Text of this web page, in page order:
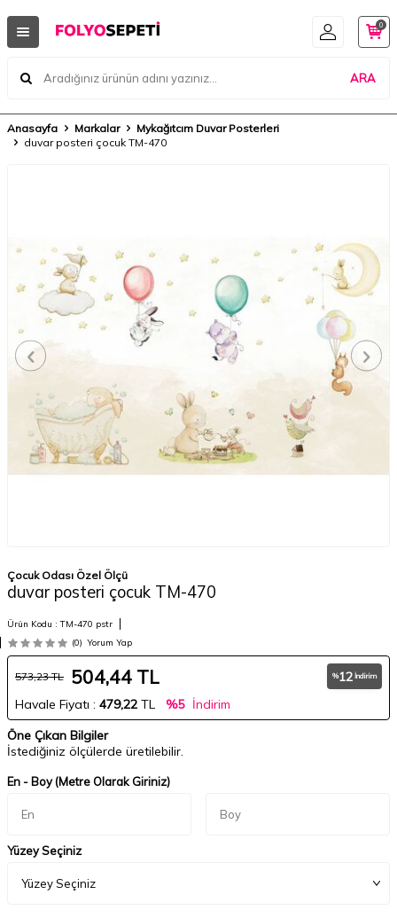
ARA
0
Anasayfa Markalar
Mykağıtcım Duvar Posterleri
duvar posteri çocuk TM-470
Çocuk Odası Özel Ölçü
duvar posteri çocuk TM-470
Ürün Kodu :TM-470 pstr
(0) Yorum Yap
573,23TL 504,44 TL %12 İndirim
Havale Fiyatı : 479,22 TL %5 İndirim
Öne Çıkan Bilgiler
İstediğiniz ölçülerde üretilebilir.
En - Boy (Metre Olarak Giriniz)
Yüzey Seçiniz